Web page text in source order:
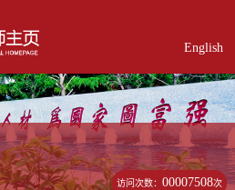
English
访问次数：00007508次